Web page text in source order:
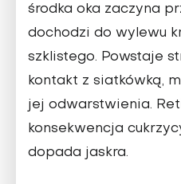
środka oka zaczyna
dochodzi do wylewu
szklistego. Powstaje
kontakt z siatkówką,
jej odwarstwienia.
konsekwencja
dopada jaskra.